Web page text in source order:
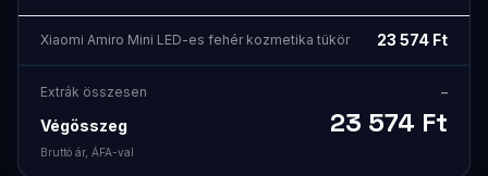
Xiaomi Amiro Mini LED-es fehér kozmetika tükör 23 574 Ft
Extrák összesen –
Végösszeg 23 574 Ft
Bruttó ár, ÁFA-val